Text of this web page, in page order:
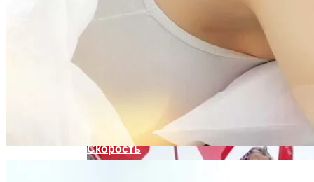
Женщине, Подкупавшей Избирателей,
Названы Автомобили, Владельцы
Которых Чаще Всего Превышают
Скорость